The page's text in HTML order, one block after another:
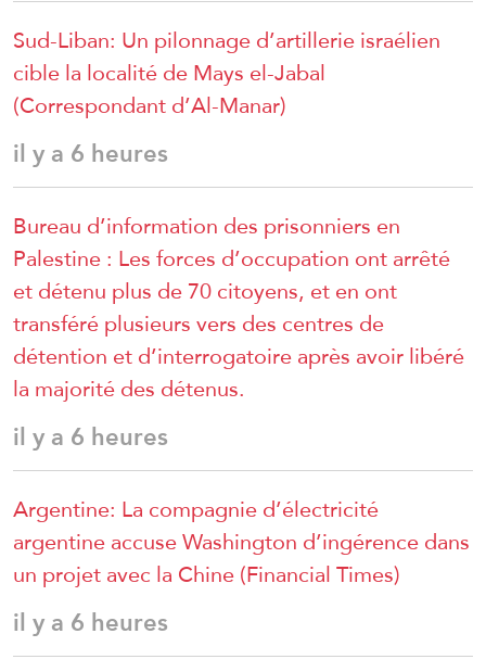
Sud-Liban: Un pilonnage d’artillerie israélien
cible la localité de Mays el-Jabal
(Correspondant d’Al-Manar)
il y a 6 heures
Bureau d’information des prisonniers en
Palestine : Les forces d’occupation ont arrêté
et détenu plus de 70 citoyens, et en ont
transféré plusieurs vers des centres de
détention et d’interrogatoire après avoir libéré
la majorité des détenus.
il y a 6 heures
Argentine: La compagnie d’électricité
argentine accuse Washington d’ingérence dans
un projet avec la Chine (Financial Times)
il y a 6 heures